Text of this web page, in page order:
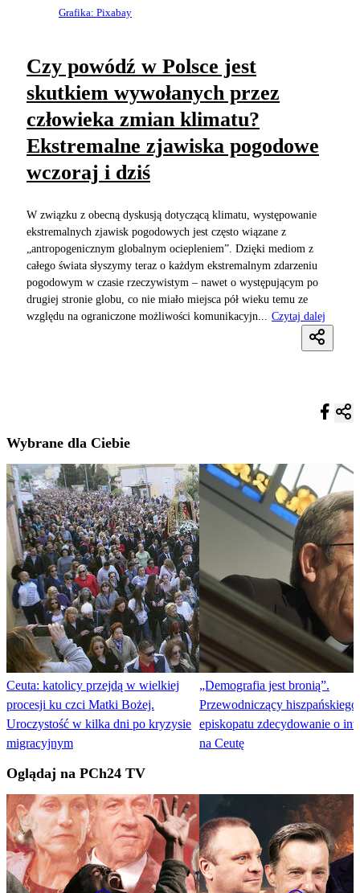
Grafika: Pixabay
Czy powódź w Polsce jest
skutkiem wywołanych przez
człowieka zmian klimatu?
Ekstremalne zjawiska pogodowe
wczoraj i dziś
W związku z obecną dyskusją dotyczącą klimatu, występowanie
ekstremalnych zjawisk pogodowych jest często wiązane z
„antropogenicznym globalnym ociepleniem”. Dzięki mediom z
całego świata słyszymy teraz o każdym ekstremalnym zdarzeniu
pogodowym w czasie rzeczywistym – nawet o występującym po
drugiej stronie globu, co nie miało miejsca pół wieku temu ze
względu na ograniczone możliwości komunikacyjn...
Czytaj dalej
Wybrane dla Ciebie
Ceuta: katolicy przejdą w wielkiej
procesji ku czci Matki Bożej.
Uroczystość w kilka dni po kryzysie
migracyjnym
„Demografia jest bronią”.
Przewodniczący hiszpańskiego
episkopatu zdecydowanie o
na Ceutę
Oglądaj na PCh24 TV